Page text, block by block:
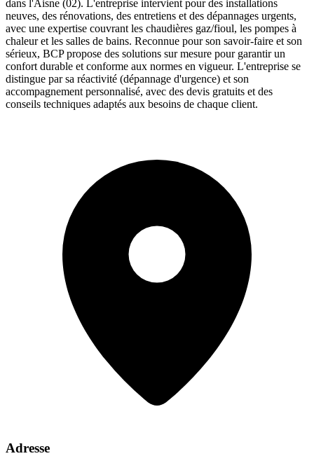
dans l'Aisne (02). L'entreprise intervient pour des installations
neuves, des rénovations, des entretiens et des dépannages urgents,
avec une expertise couvrant les chaudières gaz/fioul, les pompes à
chaleur et les salles de bains. Reconnue pour son savoir-faire et son
sérieux, BCP propose des solutions sur mesure pour garantir un
confort durable et conforme aux normes en vigueur. L'entreprise se
distingue par sa réactivité (dépannage d'urgence) et son
accompagnement personnalisé, avec des devis gratuits et des
conseils techniques adaptés aux besoins de chaque client.
Adresse